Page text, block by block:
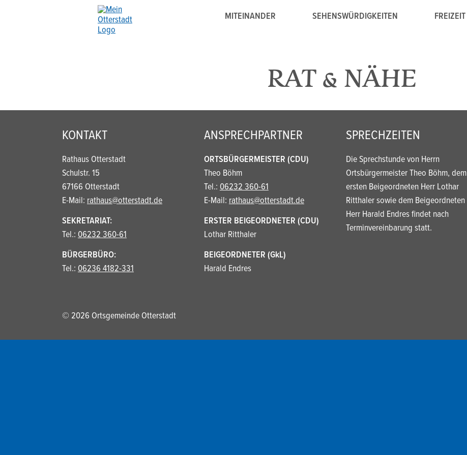
MITEINANDER SEHENSWÜRDIGKEITEN FREIZEIT
RAT & NÄHE
KONTAKT
Rathaus Otterstadt
Schulstr. 15
67166 Otterstadt
E-Mail: rathaus@otterstadt.de
SEKRETARIAT:
Tel.: 06232 360-61
BÜRGERBÜRO:
Tel.: 06236 4182-331
ANSPRECHPARTNER
ORTSBÜRGERMEISTER (CDU)
Theo Böhm
Tel.: 06232 360-61
E-Mail: rathaus@otterstadt.de
ERSTER BEIGEORDNETER (CDU)
Lothar Ritthaler
BEIGEORDNETER (GkL)
Harald Endres
SPRECHZEITEN
Die Sprechstunde von Herrn
Ortsbürgermeister Theo Böhm, dem
ersten Beigeordneten Herr Lothar
Ritthaler sowie dem Beigeordneten
Herr Harald Endres findet nach
Terminvereinbarung statt.
© 2026 Ortsgemeinde Otterstadt